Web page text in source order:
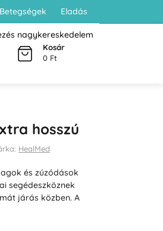
Betegségek Eladás
nagykereskedelem
Kosár
0 Ft
hosszú
HealMed
és zúzódások
segédeszköznek
járás közben. A